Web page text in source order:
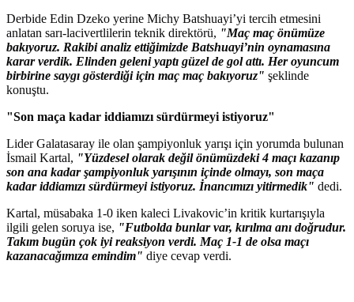
Derbide Edin Dzeko yerine Michy Batshuayi’yi tercih etmesini
anlatan sarı-lacivertlilerin teknik direktörü, "Maç maç önümüze
bakıyoruz. Rakibi analiz ettiğimizde Batshuayi’nin oynamasına
karar verdik. Elinden geleni yaptı güzel de gol attı. Her oyuncum
birbirine saygı gösterdiği için maç maç bakıyoruz" şeklinde
konuştu.
"Son maça kadar iddiamızı sürdürmeyi istiyoruz"
Lider Galatasaray ile olan şampiyonluk yarışı için yorumda bulunan
İsmail Kartal, "Yüzdesel olarak değil önümüzdeki 4 maçı kazanıp
son ana kadar şampiyonluk yarışının içinde olmayı, son maça
kadar iddiamızı sürdürmeyi istiyoruz. İnancımızı yitirmedik" dedi.
Kartal, müsabaka 1-0 iken kaleci Livakovic’in kritik kurtarışıyla
ilgili gelen soruya ise, "Futbolda bunlar var, kırılma anı doğrudur.
Takım bugün çok iyi reaksiyon verdi. Maç 1-1 de olsa maçı
kazanacağımıza emindim" diye cevap verdi.